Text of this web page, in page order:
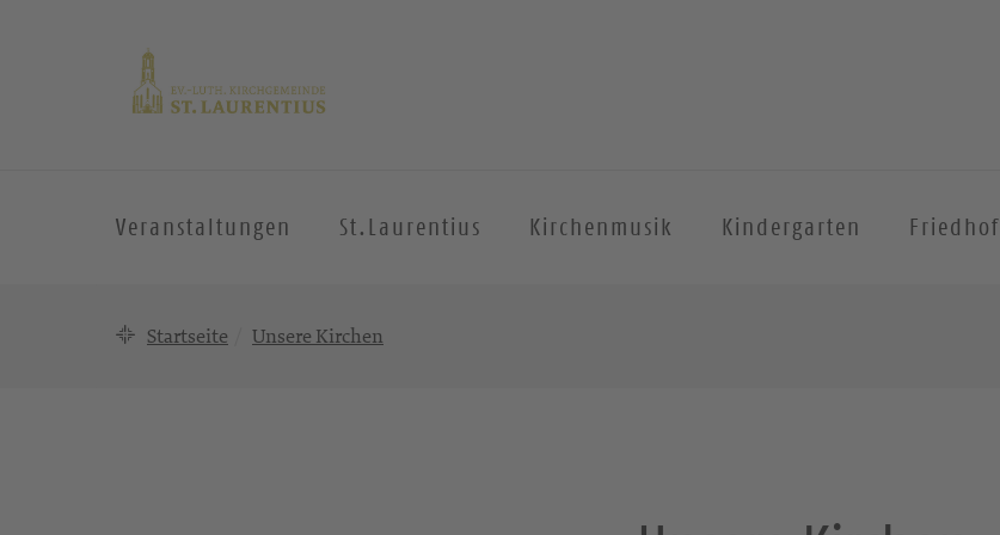
Veranstaltungen St.Laurentius Kirchenmusik Kindergarten Friedhof
Startseite Unsere Kirchen